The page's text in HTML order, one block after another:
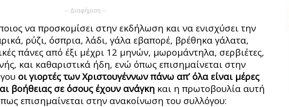
-- Διαφήμιση --
να προσκομίσει στην εκδήλωση και να ενισχύσει την
ρύζι, όσπρια, λάδι, γάλα εβαπορέ, βρέθηκα γάλατα,
πάνες από έξι μέχρι 12 μηνών, μωρομάντηλα, σερβιέτες,
και καθαριστικά ήδη, ενώ όπως επισημαίνεται στην
οι γιορτές των Χριστουγέννων πάνω απ’ όλα είναι μέρες
βοήθειας σε όσους έχουν ανάγκη και η πρωτοβουλία αυτή
επισημαίνεται στην ανακοίνωση του συλλόγου: